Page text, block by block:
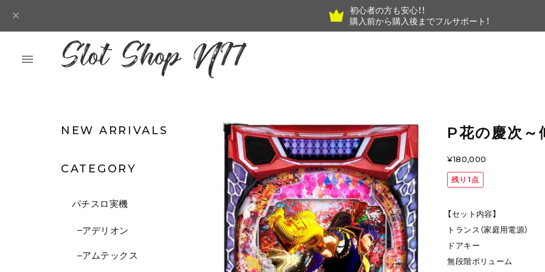
初心者の方も安心！！
購入前から購入後までフルサポート！
NEW ARRIVALS
CATEGORY
パチスロ実機
アデリオン
アムテックス
P花の慶次～
¥180,000
残り1点
【セット内容】
トランス（家庭用電源）
ドアキー
無段階ボリューム